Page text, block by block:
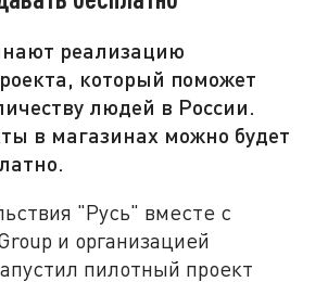
реализацию
который поможет
людей в России.
в магазинах можно будет
"Русь" вместе с
и организацией
пилотный проект